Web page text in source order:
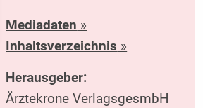
Mediadaten »
Inhaltsverzeichnis »
Herausgeber:
Ärztekrone VerlagsgesmbH